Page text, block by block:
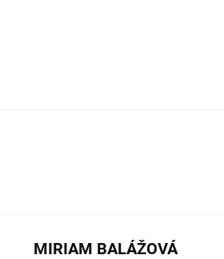
MIRIAM BALÁŽOVÁ